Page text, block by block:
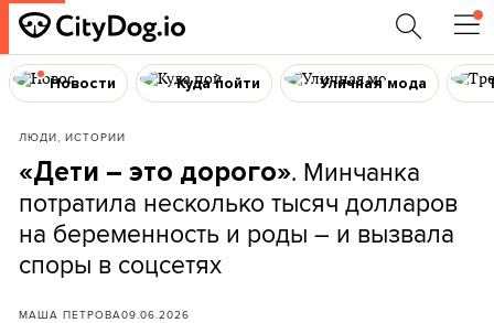
Новости Куда пойти Уличная мода
ЛЮДИ, ИСТОРИИ
«Дети – это дорого». Минчанка
потратила несколько тысяч долларов
на беременность и роды – и вызвала
споры в соцсетях
МАША ПЕТРОВА09.06.2026